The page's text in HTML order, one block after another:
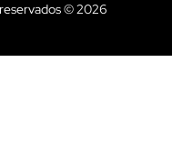
© 2026